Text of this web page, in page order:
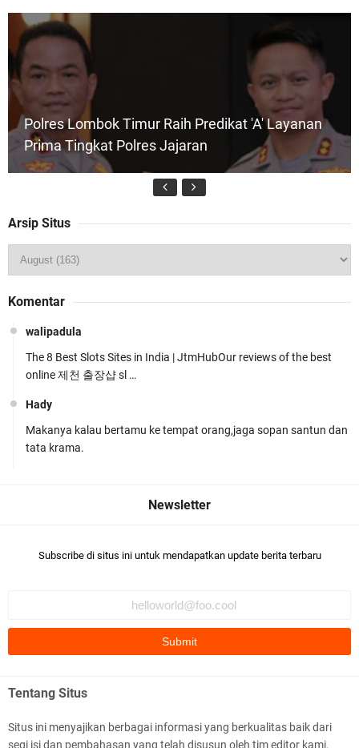
Polres Lombok Timur Raih Predikat 'A' Layanan
Prima Tingkat Polres Jajaran
Wilayah Lombok Tengah
Kapolsek Gunungsari Resmi Diganti ,AKP Imran
Ditlantas Polda NTB Edukasi Tertib Berlalu di
Pelajar SMPN 1 Gerung
Arsip Situs
Komentar
walipadula
The 8 Best Slots Sites in India | JtmHubOur reviews of the best
online 제천 출장샵 sl …
Hady
Makanya kalau bertamu ke tempat orang,jaga sopan santun dan
tata krama.
Subscribe di situs ini untuk mendapatkan update berita terbaru
Tentang Situs
Situs ini menyajikan berbagai informasi yang berkualitas baik dari
segi isi dan pembahasan yang telah disusun oleh tim editor kami.